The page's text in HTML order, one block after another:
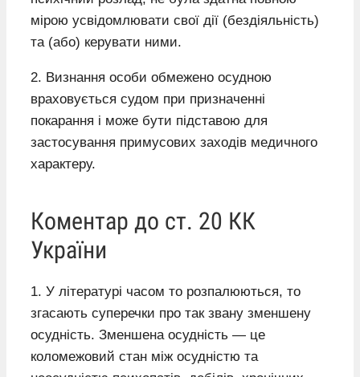
мірою усвідомлювати свої дії (бездіяльність)
та (або) керувати ними.
2. Визнання особи обмежено осудною
враховується судом при призначенні
покарання і може бути підставою для
застосування примусових заходів медичного
характеру.
Коментар до ст. 20 КК
України
1. У літературі часом то розпалюються, то
згасають суперечки про так звану зменшену
осудність. Зменшена осудність — це
коломежовий стан між осудністю та